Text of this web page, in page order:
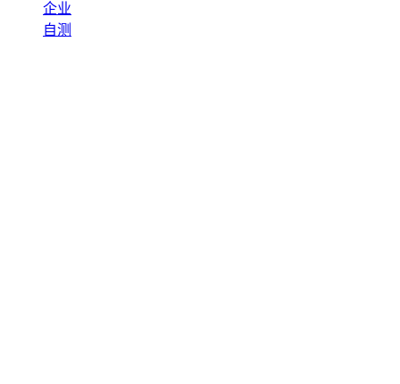
企业
自测